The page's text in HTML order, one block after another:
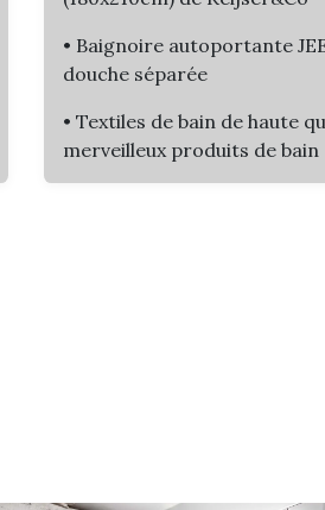
• Baignoire autoportante
douche séparée
• Textiles de bain de haute
merveilleux produits de bain